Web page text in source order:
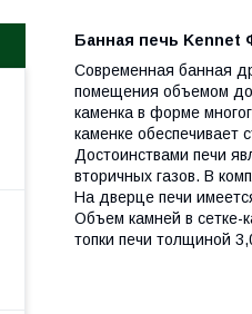
Банная печь Kennet
Современная банная
помещения объемом до
каменка в форме
каменке обеспечивает
Достоинствами печи
вторичных газов. В
На дверце печи
Объем камней в сетке-
топки печи толщиной